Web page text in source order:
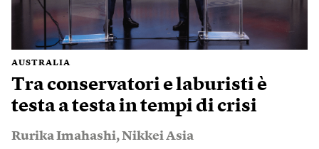
AUSTRALIA
Tra conservatori e laburisti è
testa a testa in tempi di crisi
Rurika Imahashi,Nikkei Asia